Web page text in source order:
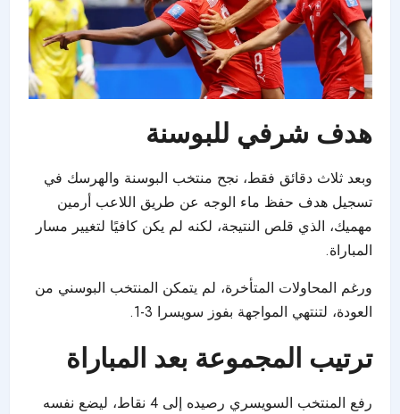
هدف شرفي للبوسنة
وبعد ثلاث دقائق فقط، نجح منتخب البوسنة والهرسك في
تسجيل هدف حفظ ماء الوجه عن طريق اللاعب أرمين
مهميك، الذي قلص النتيجة، لكنه لم يكن كافيًا لتغيير مسار
المباراة.
ورغم المحاولات المتأخرة، لم يتمكن المنتخب البوسني من
العودة، لتنتهي المواجهة بفوز سويسرا 3-1.
ترتيب المجموعة بعد المباراة
رفع المنتخب السويسري رصيده إلى 4 نقاط، ليضع نفسه